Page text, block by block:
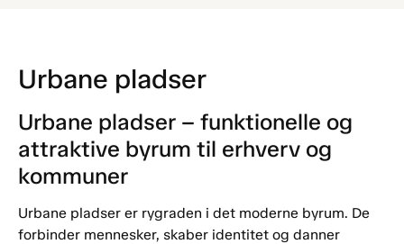
Urbane pladser
Urbane pladser – funktionelle og
attraktive byrum til erhverv og
kommuner
Urbane pladser er rygraden i det moderne byrum. De
forbinder mennesker, skaber identitet og danner